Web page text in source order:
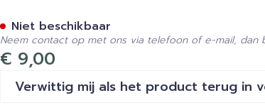
€ 9,00
Verwittig mij als het product terug in
Niet beschikbaar
Neem contact op met ons via telefoon of e-mail, dan